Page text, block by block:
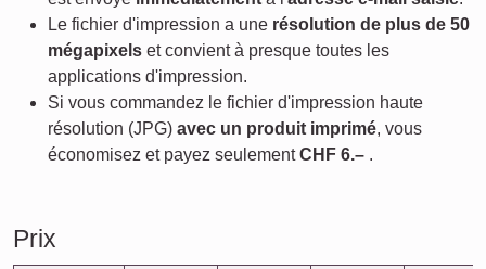
Le fichier d'impression a une résolution de plus de 50
mégapixels et convient à presque toutes les
applications d'impression.
Si vous commandez le fichier d'impression haute
résolution (JPG) avec un produit imprimé, vous
économisez et payez seulementCHF 6.– .
Prix